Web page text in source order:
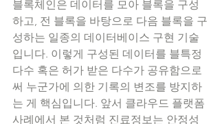
블록체인은 데이터를 모아 블록을 구성
하고, 전 블록을 바탕으로 다음 블록을 구
성하는 일종의 데이터베이스 구현 기술
입니다. 이렇게 구성된 데이터를 블특정
다수 혹은 허가 받은 다수가 공유함으로
써 누군가에 의한 기록의 변조를 방지하
는 게 핵심입니다. 앞서 클라우드 플랫폼
사례에서 본 것처럼 진료정보는 안정성